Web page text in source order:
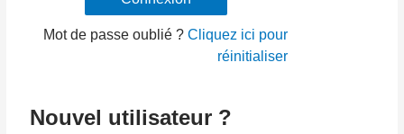
Mot de passe oublié ?Cliquez ici pour
réinitialiser
Nouvel utilisateur ?